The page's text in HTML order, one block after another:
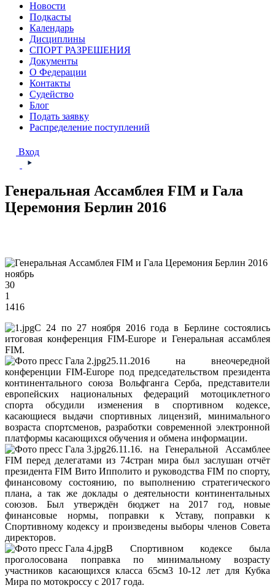
Новости
Подкасты
Календарь
Дисциплины
СПОРТ РАЗРЕШЕНИЯ
Документы
О Федерации
Контакты
Судейство
Блог
Подать заявку
Распределение поступлений
Вход
Генеральная Ассамблея FIM и Гала
Церемония Берлин 2016
ноябрь
30
1
1416
С 24 по 27 ноября 2016 года в Берлине состоялись
итоговая конференция FIM-Europe и Генеральная ассамблея
FIM.
25.11.2016 на внеочередной
конференции FIM-Europe под председательством президента
континентального союза Вольфганга Серба, представители
европейских национальных федераций мотоциклетного
спорта обсудили изменения в спортивном кодексе,
касающиеся выдачи спортивных лицензий, минимального
возраста спортсменов, разработки современной электронной
платформы касающихся обучения и обмена информации.
26.11.16. на Генеральной Ассамблее
FIM перед делегатами из 74стран мира был заслушан отчёт
президента FIM Вито Ипполито и руководства FIM по спорту,
финансовому состоянию, по выполнению стратегического
плана, а так же доклады о деятельности континентальных
союзов. Был утверждён бюджет на 2017 год, новые
финансовые нормы, поправки к Уставу, поправки к
Спортивному кодексу и произведены выборы членов Совета
директоров.
В Спортивном кодексе была
проголосована поправка по минимальному возрасту
участников касающихся класса 65см3 10-12 лет для Кубка
Мира по мотокроссу с 2017 года.